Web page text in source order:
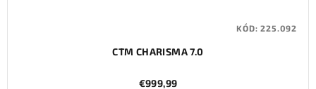
CTM CHARISMA 7.0
€999,99
KÓD:225.092